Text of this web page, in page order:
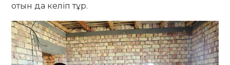
отын да келіп тұр.